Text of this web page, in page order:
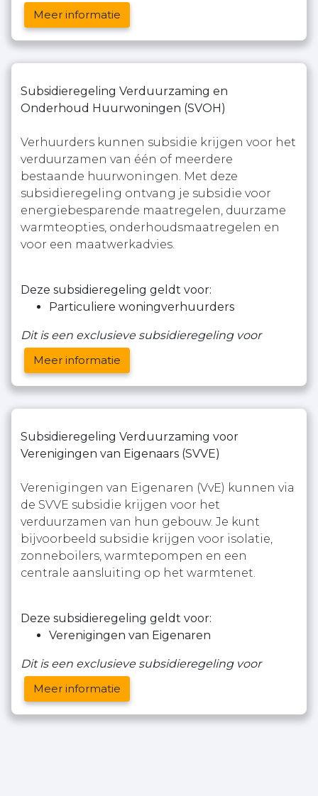
Meer informatie
Subsidieregeling Verduurzaming en
Onderhoud Huurwoningen (SVOH)
Verhuurders kunnen subsidie krijgen voor het
verduurzamen van één of meerdere
bestaande huurwoningen. Met deze
subsidieregeling ontvang je subsidie voor
energiebesparende maatregelen, duurzame
warmteopties, onderhoudsmaatregelen en
voor een maatwerkadvies.
Deze subsidieregeling geldt voor:
Particuliere woningverhuurders
Dit is een exclusieve subsidieregeling voor
Meer informatie
Subsidieregeling Verduurzaming voor
Verenigingen van Eigenaars (SVVE)
Verenigingen van Eigenaren (VvE) kunnen via
de SVVE subsidie krijgen voor het
verduurzamen van hun gebouw. Je kunt
bijvoorbeeld subsidie krijgen voor isolatie,
zonneboilers, warmtepompen en een
centrale aansluiting op het warmtenet.
Deze subsidieregeling geldt voor:
Verenigingen van Eigenaren
Dit is een exclusieve subsidieregeling voor
Meer informatie